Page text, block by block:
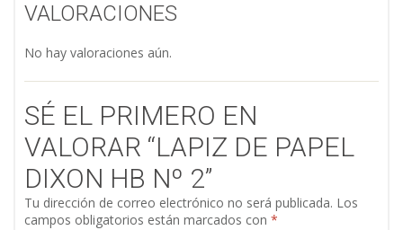
VALORACIONES
No hay valoraciones aún.
SÉ EL PRIMERO EN
VALORAR “LAPIZ DE PAPEL
DIXON HB Nº 2”
Tu dirección de correo electrónico no será publicada. Los
campos obligatorios están marcados con *